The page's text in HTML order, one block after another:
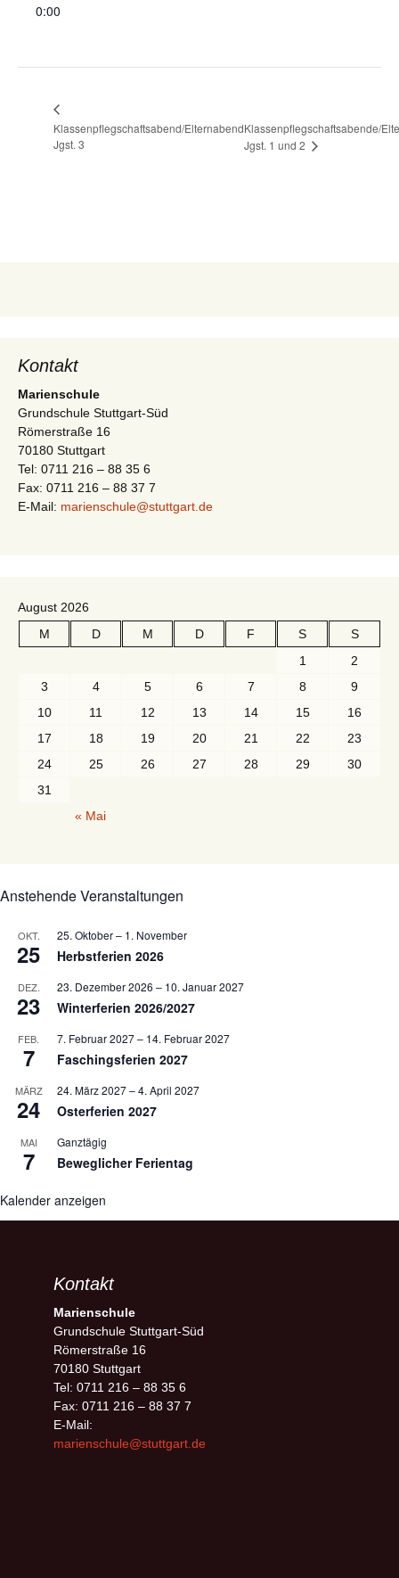
0:00
Klassenpflegschaftsabend/Elternabend
Jgst. 3
Klassenpflegschaftsabende/
Jgst. 1 und 2
Kontakt
Marienschule
Grundschule Stuttgart-Süd
Römerstraße 16
70180 Stuttgart
Tel: 0711 216 – 88 35 6
Fax: 0711 216 – 88 37 7
E-Mail: marienschule@stuttgart.de
August 2026
M
D M D F S
S
1
2
3
4 5 6 7 8
9
10
11 12 13 14 15
16
17
18 19 20 21 22
23
24
25 26 27 28 29
30
31
« Mai
Anstehende Veranstaltungen
OKT.
25
25. Oktober– 1. November
Herbstferien 2026
DEZ.
23
23. Dezember 2026 – 10. Januar 2027
Winterferien 2026/2027
FEB.
7
7. Februar 2027– 14. Februar 2027
Faschingsferien 2027
MÄRZ
24
24. März 2027–4. April 2027
Osterferien 2027
MAI
7
Ganztägig
Beweglicher Ferientag
Kalender anzeigen
Kontakt
Marienschule
Grundschule Stuttgart-Süd
Römerstraße 16
70180 Stuttgart
Tel: 0711 216 – 88 35 6
Fax: 0711 216 – 88 37 7
E-Mail:
marienschule@stuttgart.de